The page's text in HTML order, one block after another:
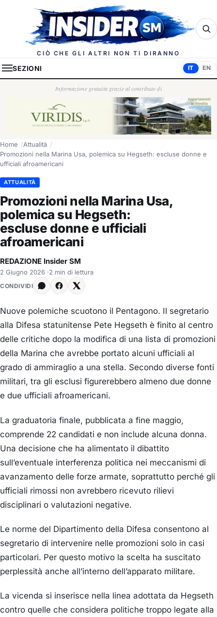
Insider.sm
CIÒ CHE GLI ALTRI NON TI DIRANNO
SEZIONI IT EN
Informazione gratuita grazie al contributo di
Home
Attualità
Promozioni nella Marina Usa, polemica su Hegseth: escluse donne e
ufficiali afroamericani
ATTUALITÀ
Promozioni nella Marina Usa,
polemica su Hegseth:
escluse donne e ufficiali
afroamericani
REDAZIONE Insider SM
2 Giugno 2026 ·2 min di lettura
CONDIVIDI
Nuove polemiche scuotono il Pentagono. Il segretario
alla Difesa statunitense Pete Hegseth è finito al centro
delle critiche dopo la modifica di una lista di promozioni
della Marina che avrebbe portato alcuni ufficiali al
grado di ammiraglio a una stella. Secondo diverse fonti
militari, tra gli esclusi figurerebbero almeno due donne
e due ufficiali afroamericani.
La graduatoria finale, pubblicata a fine maggio,
comprende 22 candidati e non include alcuna donna.
Una decisione che ha alimentato il dibattito
sull’eventuale interferenza politica nei meccanismi di
avanzamento delle forze armate, soprattutto perché gli
ufficiali rimossi non avrebbero ricevuto rilievi
disciplinari o valutazioni negative.
Le norme del Dipartimento della Difesa consentono al
segretario di intervenire nelle promozioni solo in casi
particolari. Per questo motivo la scelta ha suscitato
perplessità anche all’interno dell’apparato militare.
La vicenda si inserisce nella linea adottata da Hegseth
contro quelle che considera politiche troppo legate alla